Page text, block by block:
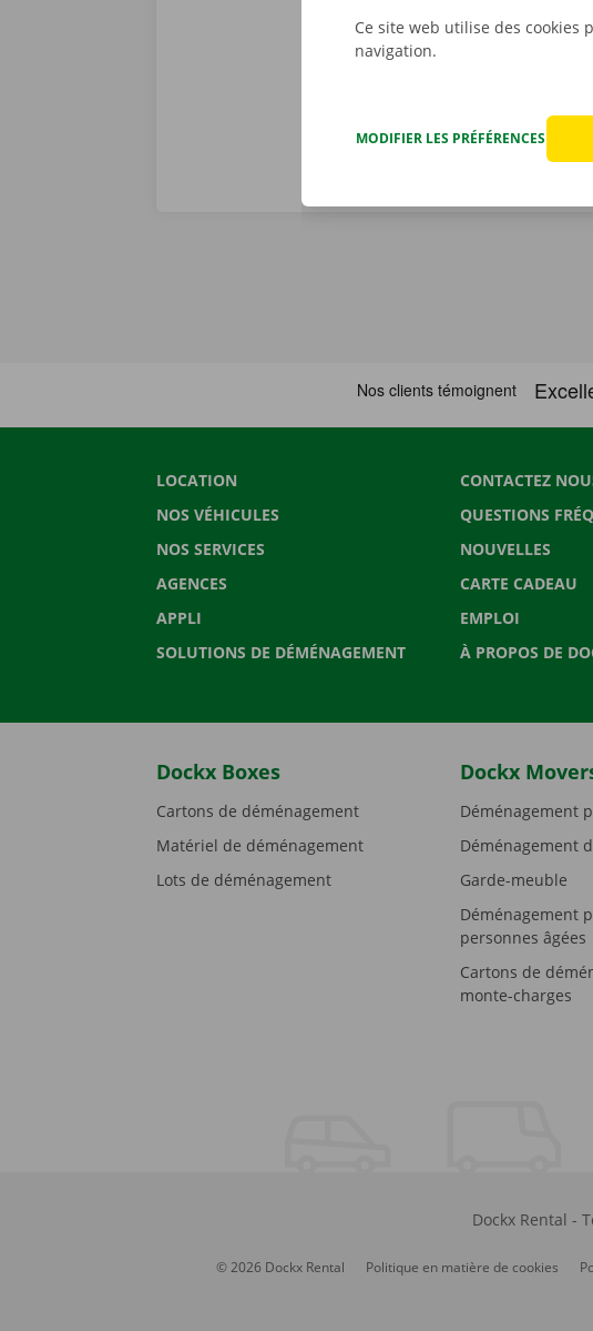
l’App Store.
LOCATION
NOS VÉHICULES
NOS SERVICES
AGENCES
APPLI
SOLUTIONS DE DÉMÉNAGEMENT
CONTACTEZ
QUESTIONS
NOUVELLES
CARTE CADEAU
EMPLOI
À PROPOS DE
Dockx Boxes
Cartons de déménagement
Matériel de déménagement
Lots de déménagement
Dockx
Déménagement
Déménagement
Garde-meuble
Déménagement
personnes âgées
Cartons de
monte-charges
Dockx Rental -
© 2026 Dockx Rental Politique en matière de cookies
Ce site web utilise des
navigation.
MODIFIER LES PRÉFÉRENCES